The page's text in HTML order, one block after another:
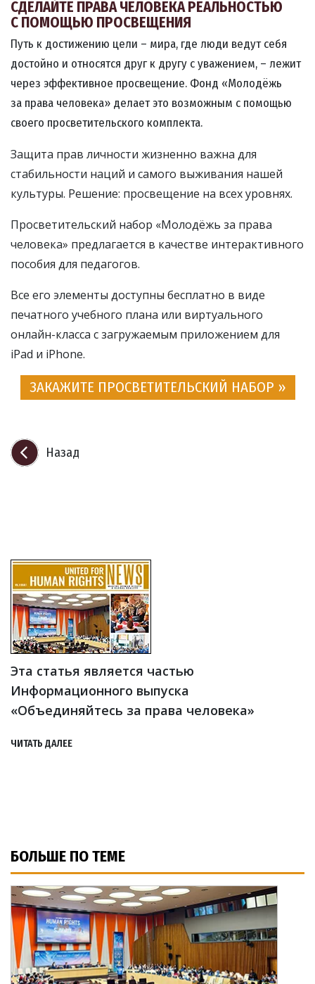
СДЕЛАЙТЕ ПРАВА ЧЕЛОВЕКА РЕАЛЬНОСТЬЮ
С ПОМОЩЬЮ ПРОСВЕЩЕНИЯ
Путь к достижению цели – мира, где люди ведут себя
достойно и относятся друг к другу с уважением, – лежит
через эффективное просвещение. Фонд «Молодёжь
за права человека» делает это возможным с помощью
своего просветительского комплекта.
Защита прав личности жизненно важна для
стабильности наций и самого выживания нашей
культуры. Решение: просвещение на всех уровнях.
Просветительский набор «Молодёжь за права
человека» предлагается в качестве интерактивного
пособия для педагогов.
Все его элементы доступны бесплатно в виде
печатного учебного плана или виртуального
онлайн-класса с загружаемым приложением для
iPad и iPhone.
ЗАКАЖИТЕ ПРОСВЕТИТЕЛЬСКИЙ НАБОР »
Назад
Эта статья является частью
Информационного выпуска
«Объединяйтесь за права человека»
ЧИТАТЬ ДАЛЕЕ
БОЛЬШЕ ПО ТЕМЕ